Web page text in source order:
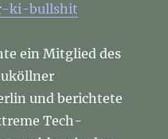
ki-bullshit
ein Mitglied des
und berichtete
Tech-